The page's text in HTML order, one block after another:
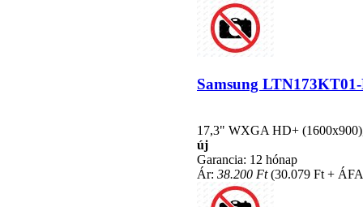
Samsung
17,3" WXGA HD+
új
Garancia: 12 hónap
Ár: 38.200 Ft(30.079 Ft +